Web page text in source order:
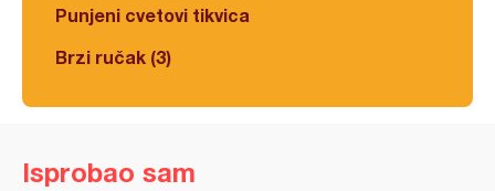
Punjeni cvetovi tikvica
Brzi ručak (3)
Isprobao sam